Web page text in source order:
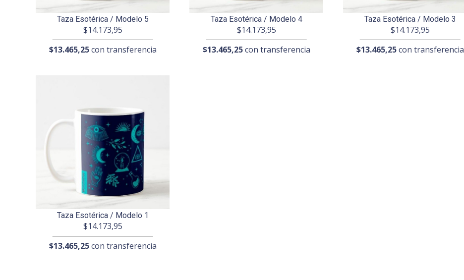
Taza Esotérica / Modelo 5
$14.173,95
$13.465,25con transferencia
Taza Esotérica / Modelo 4
$14.173,95
$13.465,25con transferencia
Taza Esotérica / Modelo 3
$14.173,95
$13.465,25con transferencia
Taza Esotérica / Modelo 1
$14.173,95
$13.465,25con transferencia